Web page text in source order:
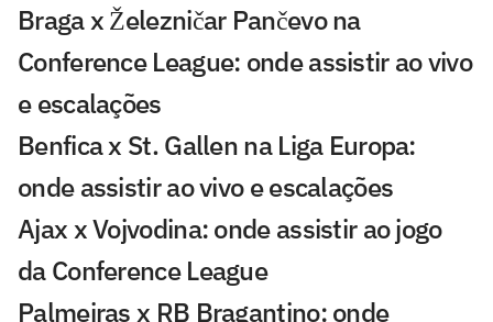
Braga x Železničar Pančevo na
Conference League: onde assistir ao vivo
e escalações
Benfica x St. Gallen na Liga Europa:
onde assistir ao vivo e escalações
Ajax x Vojvodina: onde assistir ao jogo
da Conference League
Palmeiras x RB Bragantino: onde